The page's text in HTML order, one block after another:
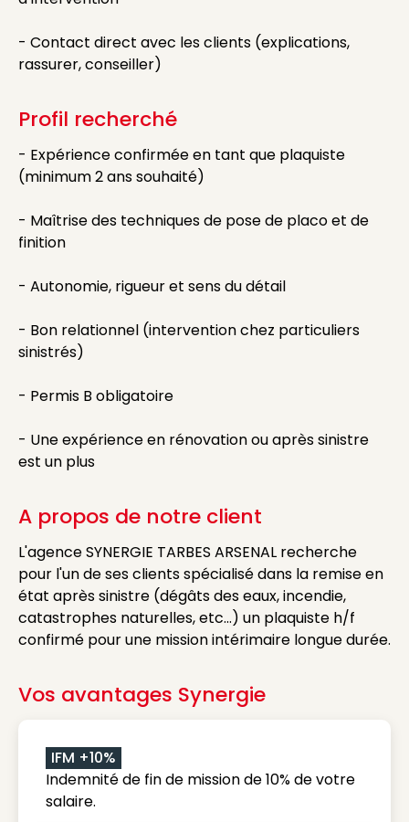
- Contact direct avec les clients (explications,
rassurer, conseiller)
Profil recherché
- Expérience confirmée en tant que plaquiste
(minimum 2 ans souhaité)
- Maîtrise des techniques de pose de placo et de
finition
- Autonomie, rigueur et sens du détail
- Bon relationnel (intervention chez particuliers
sinistrés)
- Permis B obligatoire
- Une expérience en rénovation ou après sinistre
est un plus
A propos de notre client
L'agence SYNERGIE TARBES ARSENAL recherche
pour l'un de ses clients spécialisé dans la remise en
état après sinistre (dégâts des eaux, incendie,
catastrophes naturelles, etc...) un plaquiste h/f
confirmé pour une mission intérimaire longue durée.
Vos avantages Synergie
IFM +10%
Indemnité de fin de mission de 10% de votre
salaire.